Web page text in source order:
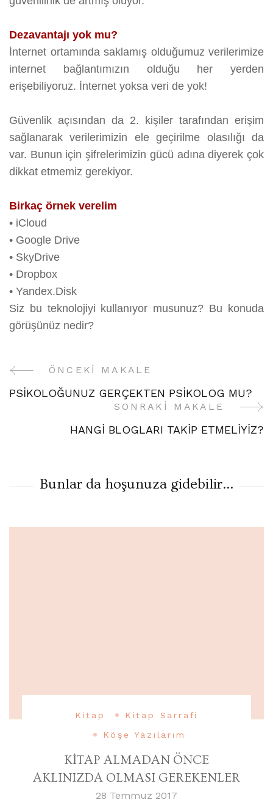
Dezavantajı yok mu?
İnternet ortamında saklamış olduğumuz verilerimize
internet bağlantımızın olduğu her yerden
erişebiliyoruz. İnternet yoksa veri de yok!
Güvenlik açısından da 2. kişiler tarafından erişim
sağlanarak verilerimizin ele geçirilme olasılığı da
var. Bunun için şifrelerimizin gücü adına diyerek çok
dikkat etmemiz gerekiyor.
Birkaç örnek verelim
• iCloud
• Google Drive
• SkyDrive
• Dropbox
• Yandex.Disk
Siz bu teknolojiyi kullanıyor musunuz? Bu konuda
görüşünüz nedir?
YazıÖNCEKI MAKALE
PSİKOLOĞUNUZ GERÇEKTEN PSİKOLOG MU?
SONRAKI MAKALE
HANGİ BLOGLARI TAKİP ETMELİYİZ?
Bunlar da hoşunuza gidebilir...
Kitap
Kitap Sarrafi
Köşe Yazılarım
KİTAP ALMADAN ÖNCE
AKLINIZDA OLMASI GEREKENLER
28 Temmuz 2017